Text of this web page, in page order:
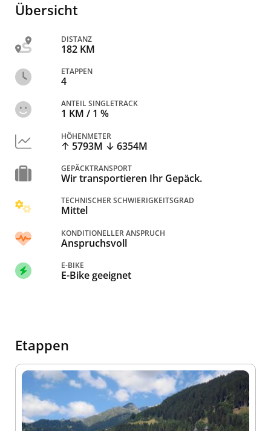
Übersicht
DISTANZ
182 KM
ETAPPEN
4
ANTEIL SINGLETRACK
1 KM / 1 %
HÖHENMETER
5793M 6354M
GEPÄCKTRANSPORT
Wir transportieren Ihr Gepäck.
TECHNISCHER SCHWIERIGKEITSGRAD
Mittel
KONDITIONELLER ANSPRUCH
Anspruchsvoll
E-BIKE
E-Bike geeignet
Etappen